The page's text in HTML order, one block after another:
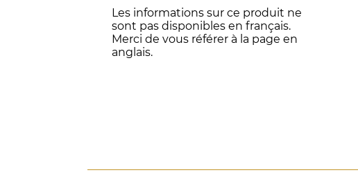
Les informations sur ce produit ne
sont pas disponibles en français.
Merci de vous référer à la page en
anglais.